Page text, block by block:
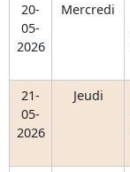
20-
05-
2026
Mercredi
21-
05-
2026
Jeudi